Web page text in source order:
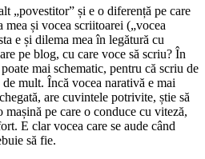
„povestitor” și e o diferență pe care
și vocea scriitoarei („vocea
e și dilema mea în legătură cu
pe blog, cu care voce să scriu? În
mai schematic, pentru că scriu de
mult. Încă vocea narativă e mai
are cuvintele potrivite, știe să
pe care o conduce cu viteză,
E clar vocea care se aude când
să fie.